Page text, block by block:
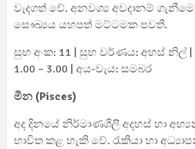
වැදගත් වේ. අනවශ්‍ය අවදානම්
සෞඛ්‍යය යහපත් මට්ටමක පවතී.
සුභ අංක: 11 | සුභ වර්ණය: අහස් නිල් |
1.00 – 3.00 | අය-වැය: සමබර
මීන (Pisces)
අද දිනයේ නිර්මාණශීලී අදහස් හා
භාවිත කළ හැකි වේ. රැකියා හා